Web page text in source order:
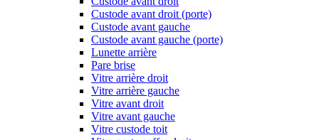
Custode avant droit (porte)
Custode avant gauche
Custode avant gauche (porte)
Lunette arrière
Pare brise
Vitre arrière droit
Vitre arrière gauche
Vitre avant droit
Vitre avant gauche
Vitre custode toit